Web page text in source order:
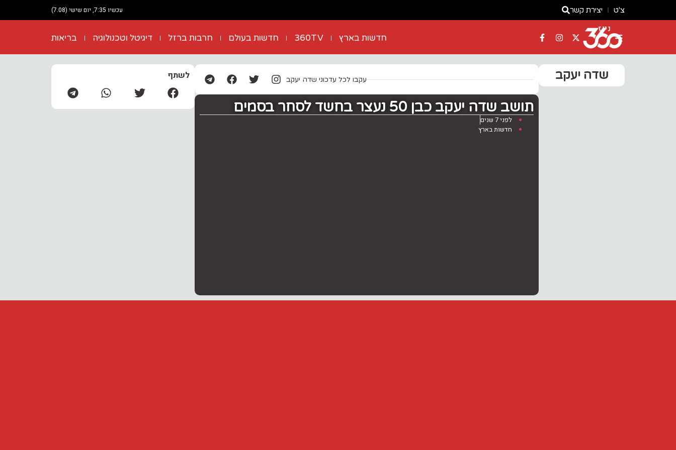
צ'ט יצירת קשר עכשיו 7:35, יום שישי (7.08)
ניוז
חדשות בארץ 360TV חדשות בעולם חרבות ברזל דיגיטל וטכנולוגיה בריאות
שדה יעקב עקבו לכל עדכוני שדה יעקב
תושב שדה יעקב כבן 50 נעצר בחשד לסחר בסמים
לפני 7 שנים
חדשות בארץ
לשתף